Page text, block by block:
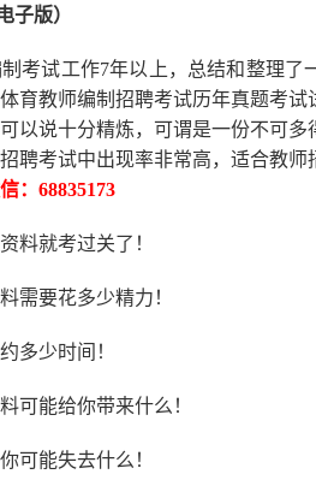
子版）
考试工作7年以上，总结和整理了
体育教师编制招聘考试历年真题考试
以说十分精炼，可谓是一份不可多
聘考试中出现率非常高，适合教师
： 68835173
就考过关了！
需要花多少精力 ！
多少时间！
能给你带来什么！
可能失去什么 ！